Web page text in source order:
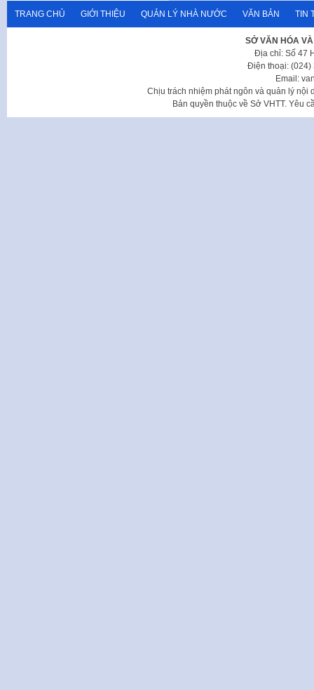
TRANG CHỦ GIỚI THIỆU QUẢN LÝ NHÀ NƯỚC VĂN BẢN TIN
SỞ VĂN HÓA
Địa chỉ: Số 47
Điện thoại: (024)
Email:
Chịu trách nhiệm phát ngôn và quản lý nội
Bản quyền thuộc về Sở VHTT. Yêu